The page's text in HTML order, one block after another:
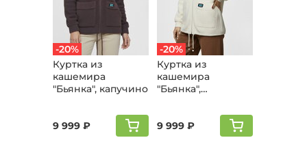
-20%
Куртка из
кашемира
"Бьянка", капучино
9 999 ₽
-20%
Куртка из
кашемира
"Бьянка",
9 999 ₽